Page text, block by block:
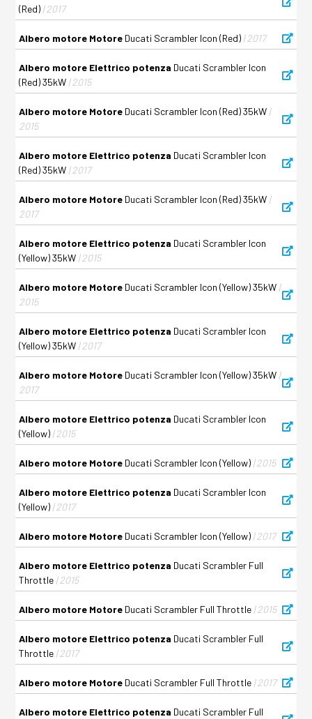
(Red) | 2017
Albero motore Motore Ducati Scrambler Icon (Red) | 2017
Albero motore Elettrico potenza Ducati Scrambler Icon
(Red) 35kW | 2015
Albero motore Motore Ducati Scrambler Icon (Red) 35kW |
2015
Albero motore Elettrico potenza Ducati Scrambler Icon
(Red) 35kW | 2017
Albero motore Motore Ducati Scrambler Icon (Red) 35kW |
2017
Albero motore Elettrico potenza Ducati Scrambler Icon
(Yellow) 35kW | 2015
Albero motore Motore Ducati Scrambler Icon (Yellow) 35kW |
2015
Albero motore Elettrico potenza Ducati Scrambler Icon
(Yellow) 35kW | 2017
Albero motore Motore Ducati Scrambler Icon (Yellow) 35kW |
2017
Albero motore Elettrico potenza Ducati Scrambler Icon
(Yellow) | 2015
Albero motore Motore Ducati Scrambler Icon (Yellow) | 2015
Albero motore Elettrico potenza Ducati Scrambler Icon
(Yellow) | 2017
Albero motore Motore Ducati Scrambler Icon (Yellow) | 2017
Albero motore Elettrico potenza Ducati Scrambler Full
Throttle | 2015
Albero motore Motore Ducati Scrambler Full Throttle | 2015
Albero motore Elettrico potenza Ducati Scrambler Full
Throttle | 2017
Albero motore Motore Ducati Scrambler Full Throttle | 2017
Albero motore Elettrico potenza Ducati Scrambler Full